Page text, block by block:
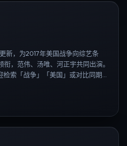
新，为2017年美国战争向综艺条
衔，范伟、汤唯、河正宇共同出演。
索「战争」「美国」或对比同期热
长尾词。